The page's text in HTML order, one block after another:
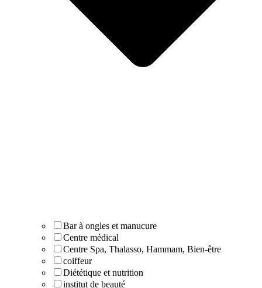
Bar à ongles et manucure
Centre médical
Centre Spa, Thalasso, Hammam, Bien-être
coiffeur
Diététique et nutrition
institut de beauté